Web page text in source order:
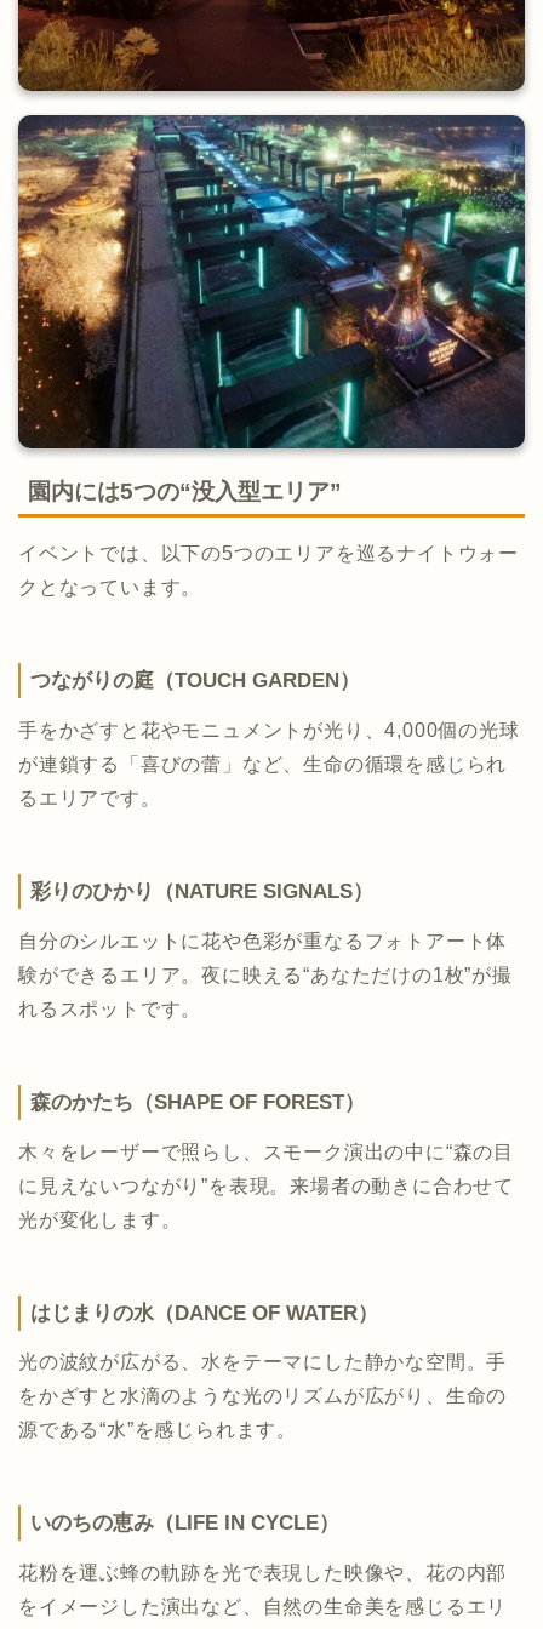
園内には5つの“没入型エリア”
イベントでは、以下の5つのエリアを巡るナイトウォー
クとなっています。
つながりの庭（TOUCH GARDEN）
手をかざすと花やモニュメントが光り、4,000個の光球
が連鎖する「喜びの蕾」など、生命の循環を感じられ
るエリアです。
彩りのひかり（NATURE SIGNALS）
自分のシルエットに花や色彩が重なるフォトアート体
験ができるエリア。夜に映える“あなただけの1枚”が撮
れるスポットです。
森のかたち（SHAPE OF FOREST）
木々をレーザーで照らし、スモーク演出の中に“森の目
に見えないつながり”を表現。来場者の動きに合わせて
光が変化します。
はじまりの水（DANCE OF WATER）
光の波紋が広がる、水をテーマにした静かな空間。手
をかざすと水滴のような光のリズムが広がり、生命の
源である“水”を感じられます。
いのちの恵み（LIFE IN CYCLE）
花粉を運ぶ蜂の軌跡を光で表現した映像や、花の内部
をイメージした演出など、自然の生命美を感じるエリ